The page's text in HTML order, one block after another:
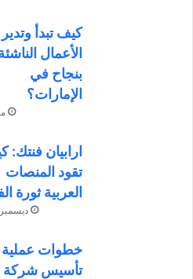
كيف تبدأ وتدير
الأعمال
بنجاح في
الإمارات؟
منذ
ارابيان فنتك:
تقود المنصات
العربية ثورة
ديسمبر 31, 2025
خطوات عملية
تأسيس